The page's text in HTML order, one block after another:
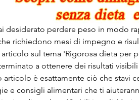
desiderato perdere peso in modo
richiedono mesi di impegno e
sul tema 'Rigorosa dieta per
a ottenere dei risultati
articolo è esattamente ciò che stavi
e consigli alimentari che ti